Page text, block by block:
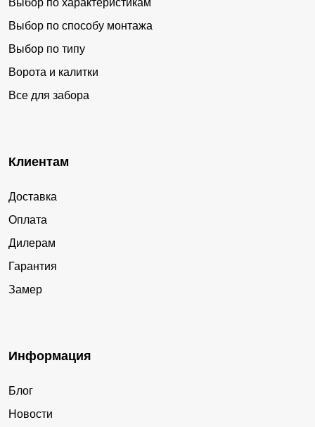
Выбор по характеристикам
Выбор по способу монтажа
Выбор по типу
Ворота и калитки
Все для забора
Клиентам
Доставка
Оплата
Дилерам
Гарантия
Замер
Информация
Блог
Новости